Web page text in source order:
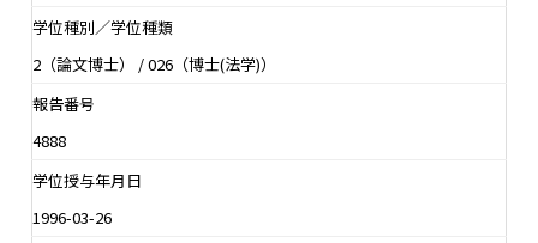
学位種別／学位種類
2（論文博士） / 026（博士(法学)）
報告番号
4888
学位授与年月日
1996-03-26